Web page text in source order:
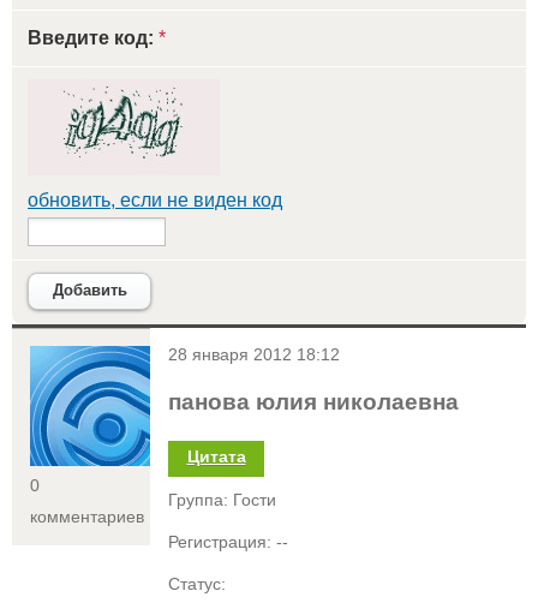
Введите код: *
обновить, если не виден код
Добавить
<
0
комментариев
28 января 2012 18:12
панова юлия николаевна
Цитата
Группа: Гости
Регистрация: --
Статус: